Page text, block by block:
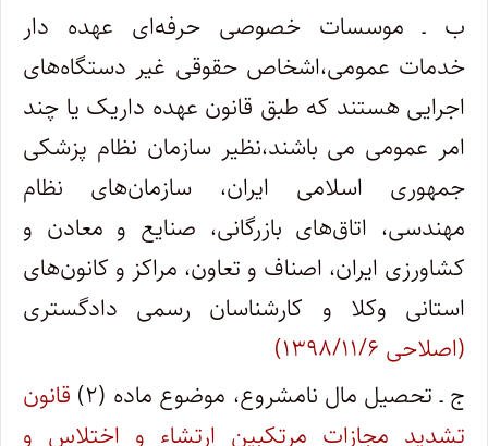
ب ـ موسسات خصوصی حرفه‌ای عهده دار
خدمات عمومی،اشخاص حقوقی غیر دستگاه‌های
اجرایی هستند که طبق قانون عهده داریک یا چند
امر عمومی می باشند،نظیر سازمان نظام پزشکی
جمهوری اسلامی ایران، سازمان‌های نظام
مهندسی، اتاق‌های بازرگانی، صنایع و معادن و
کشاورزی ایران، اصناف و تعاون، مراکز و کانون‌های
استانی وکلا و کارشناسان رسمی دادگستری
(اصلاحی ۱۳۹۸/۱۱/۶)
ج ـ تحصیل مال نامشروع، موضوع ماده (۲)
قانون
تشدید مجازات مرتکبین ارتشاء و اختلاس و